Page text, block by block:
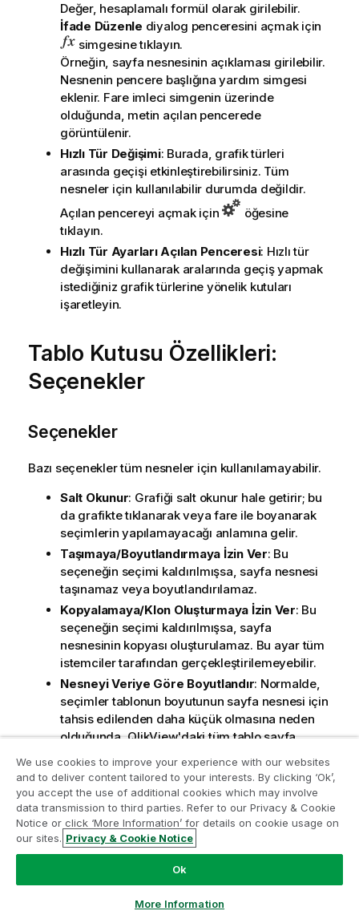
Değer, hesaplamalı formül olarak girilebilir.
İfade Düzenle diyalog penceresini açmak için
simgesine tıklayın.
Örneğin, sayfa nesnesinin açıklaması girilebilir.
Nesnenin pencere başlığına yardım simgesi
eklenir. Fare imleci simgenin üzerinde
olduğunda, metin açılan pencerede
görüntülenir.
Hızlı Tür Değişimi: Burada, grafik türleri
arasında geçişi etkinleştirebilirsiniz. Tüm
nesneler için kullanılabilir durumda değildir.
Açılan pencereyi açmak için
öğesine
tıklayın.
Hızlı Tür Ayarları Açılan Penceresi: Hızlı tür
değişimini kullanarak aralarında geçiş yapmak
istediğiniz grafik türlerine yönelik kutuları
işaretleyin.
Tablo Kutusu Özellikleri:
Seçenekler
Seçenekler
Bazı seçenekler tüm nesneler için kullanılamayabilir.
Salt Okunur: Grafiği salt okunur hale getirir; bu
da grafikte tıklanarak veya fare ile boyanarak
seçimlerin yapılamayacağı anlamına gelir.
Taşımaya/Boyutlandırmaya İzin Ver: Bu
seçeneğin seçimi kaldırılmışsa, sayfa nesnesi
taşınamaz veya boyutlandırılamaz.
Kopyalamaya/Klon Oluşturmaya İzin Ver: Bu
seçeneğin seçimi kaldırılmışsa, sayfa
nesnesinin kopyası oluşturulamaz. Bu ayar tüm
istemciler tarafından gerçekleştirilemeyebilir.
Nesneyi Veriye Göre Boyutlandır: Normalde,
seçimler tablonun boyutunun sayfa nesnesi için
tahsis edilenden daha küçük olmasına neden
olduğunda, QlikView'daki tüm tablo sayfa
onay kutusunun seçimi kaldırıldığında, boyutun
bu otomatik ayarlanması kapatılır ve fazlalık
alanı boş bırakılır.
Başlıkta Bilgiyi Göster'e İzin Ver: Bilgi
fonksiyonu kullanımdayken, bir alan değerinin
bununla ilişkilendirilmiş bilgi içerdiği her
görüntülenir. Bilgi simgesinin başlıkta
Analiz Modernleştirme Programına katılın
Analiz Modernleştirme Programı ile değerli QlikView
uygulamalarınızı ödün vermeden modernleştirin.
ulaşmak
ampquestions@qlik.com
We use cookies to improve your experience with our websites
and to deliver content tailored to your interests. By clicking ‘Ok’,
you accept the use of additional cookies which may involve
data transmission to third parties. Refer to our Privacy & Cookie
Notice or click ‘More Information’ for details on cookie usage on
our sites. Privacy & Cookie Notice
Ok
More Information